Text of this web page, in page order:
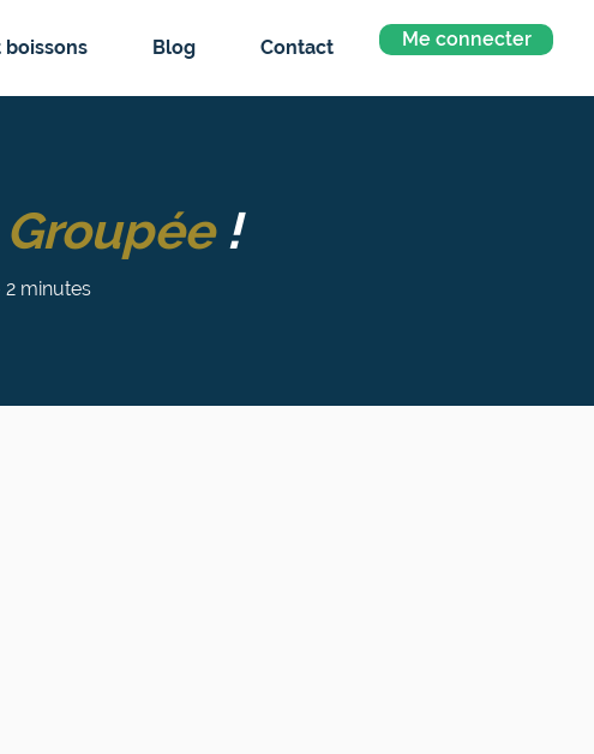
boissons Blog Contact Me connecter
!
minutes